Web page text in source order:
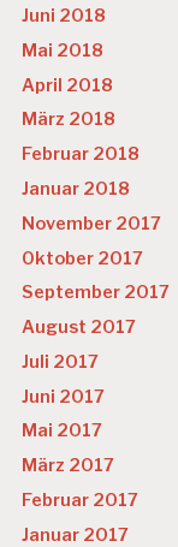
Juni 2018
Mai 2018
April 2018
März 2018
Februar 2018
Januar 2018
November 2017
Oktober 2017
September 2017
August 2017
Juli 2017
Juni 2017
Mai 2017
März 2017
Februar 2017
Januar 2017